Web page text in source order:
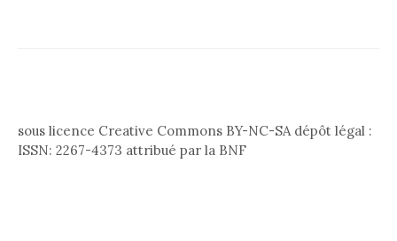
sous licence Creative Commons BY-NC-SA dépôt légal :
ISSN: 2267-4373 attribué par la BNF